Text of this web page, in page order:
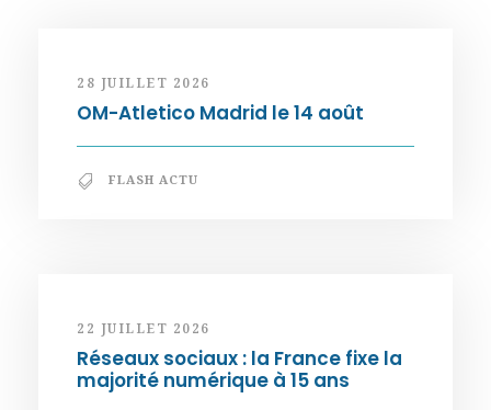
28 JUILLET 2026
OM-Atletico Madrid le 14 août
FLASH ACTU
22 JUILLET 2026
Réseaux sociaux : la France fixe la
majorité numérique à 15 ans